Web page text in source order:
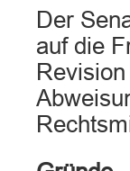
Der
auf die